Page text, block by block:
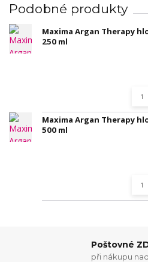
Podobné produkty
Maxima Argan Therapy
250 ml
Maxima Argan Therapy
500 ml
Poštovné
při nákupu nad